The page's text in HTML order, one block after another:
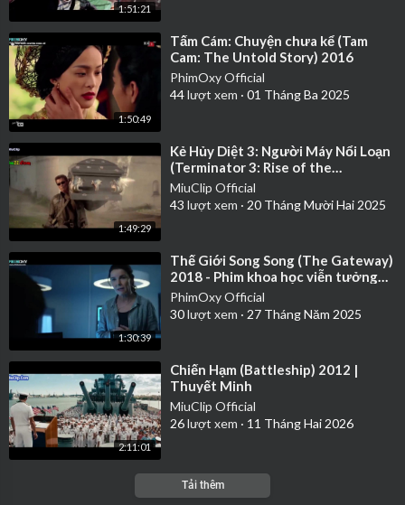
1:51:21
1:50:49
⁣Tấm Cám: Chuyện chưa kể (Tam
Cam: The Untold Story) 2016
PhimOxy Official
44lượt xem · 01 Tháng Ba 2025
1:49:29
⁣Kẻ Hủy Diệt 3: Người Máy Nổi Loạn
(Terminator 3: Rise of the
Machines) 2003 | Thuyết Minh
MiuClip Official
43 lượt xem · 20 Tháng Mười Hai 2025
1:30:39
⁣Thế Giới Song Song (The Gateway)
2018 - Phim khoa học viễn tưởng
hay nhất | Thuyết Minh
PhimOxy Official
30lượt xem · 27 Tháng Năm 2025
2:11:01
⁣Chiến Hạm (Battleship) 2012 |
Thuyết Minh
MiuClip Official
26lượt xem · 11 Tháng Hai 2026
Tải thêm